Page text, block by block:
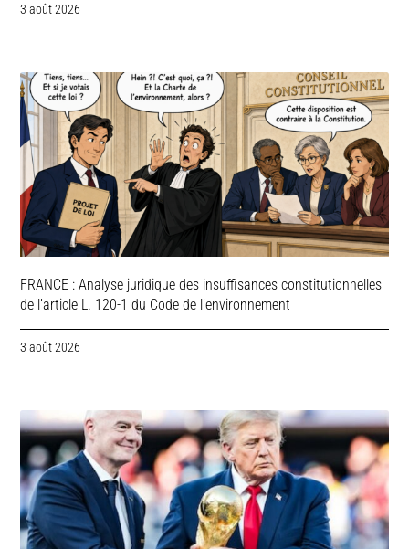
3 août 2026
FRANCE : Analyse juridique des insuffisances constitutionnelles
de l’article L. 120-1 du Code de l’environnement
3 août 2026